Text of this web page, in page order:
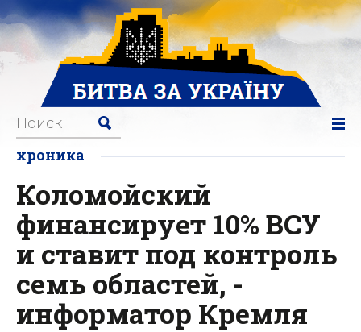
хроника
Коломойский
финансирует 10% ВСУ
и ставит под контроль
семь областей, -
информатор Кремля